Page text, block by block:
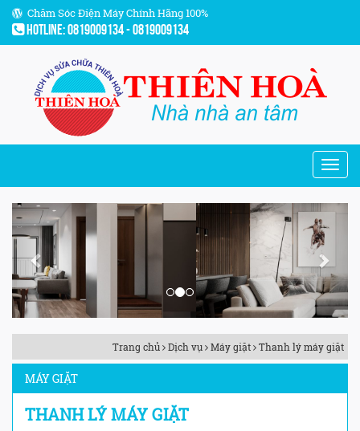
Chăm Sóc Điện Máy Chính Hãng 100%
Hotline: 0819009134 - 0819009134
Previous Next
Trang chủ Dịch vụ Máy giặt Thanh lý máy giặt
MÁY GIẶT
THANH LÝ MÁY GIẶT